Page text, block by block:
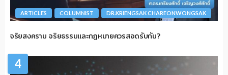
ARTICLES COLUMNIST DR.KRIENGSAK CHAREONWONGSAK
จริยสงคราม จริยธรรมและกฎหมายควรสอดรับกัน?
4